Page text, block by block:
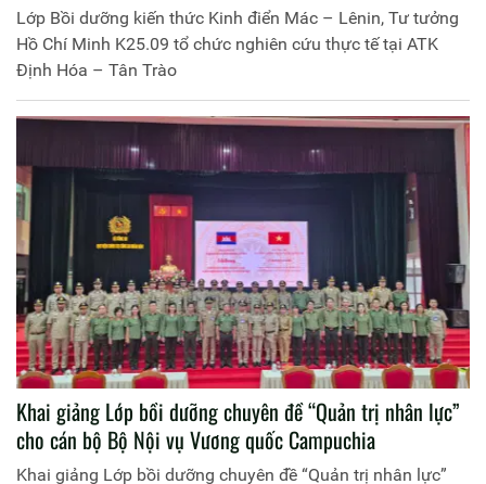
Lớp Bồi dưỡng kiến thức Kinh điển Mác – Lênin, Tư tưởng
Hồ Chí Minh K25.09 tổ chức nghiên cứu thực tế tại ATK
Định Hóa – Tân Trào
Khai giảng Lớp bồi dưỡng chuyên đề “Quản trị nhân lực”
cho cán bộ Bộ Nội vụ Vương quốc Campuchia
Khai giảng Lớp bồi dưỡng chuyên đề “Quản trị nhân lực”